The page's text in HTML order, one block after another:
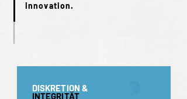
Innovation.
DISKRETION &
INTEGRITÄT